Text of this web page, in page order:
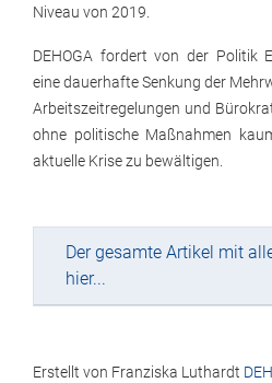
Niveau von 2019.
DEHOGA fordert von der Politik
eine dauerhafte Senkung der
Arbeitszeitregelungen und
ohne politische Maßnahmen
aktuelle Krise zu bewältigen.
Der gesamte Artikel mit
hier...
Erstellt von Franziska Luthardt